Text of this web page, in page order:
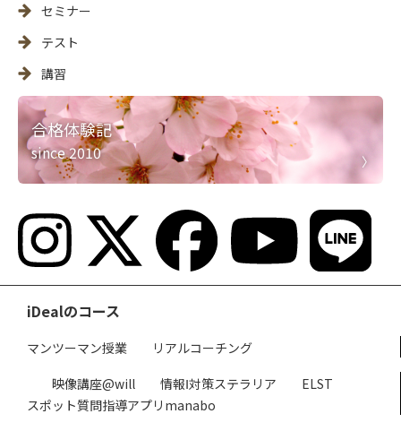
セミナー
テスト
講習
合格体験記
since 2010
iDealのコース
マンツーマン授業
リアルコーチング
映像講座@will
情報Ⅰ対策ステラリア
ELST
スポット質問指導アプリmanabo